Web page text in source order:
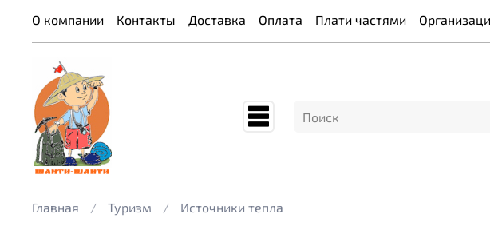
О компании Контакты Доставка Оплата Плати частями
Главная Туризм Источники тепла